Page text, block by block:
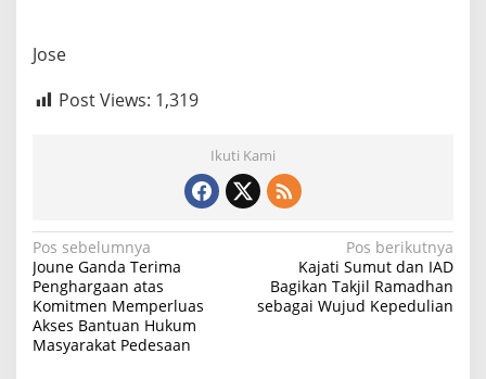
Jose
Post Views: 1,319
Ikuti Kami
Navigasi
pos
Pos sebelumnya
Joune Ganda Terima
Penghargaan atas
Komitmen Memperluas
Akses Bantuan Hukum
Masyarakat Pedesaan
Pos berikutnya
Kajati Sumut dan IAD
Bagikan Takjil Ramadhan
sebagai Wujud Kepedulian